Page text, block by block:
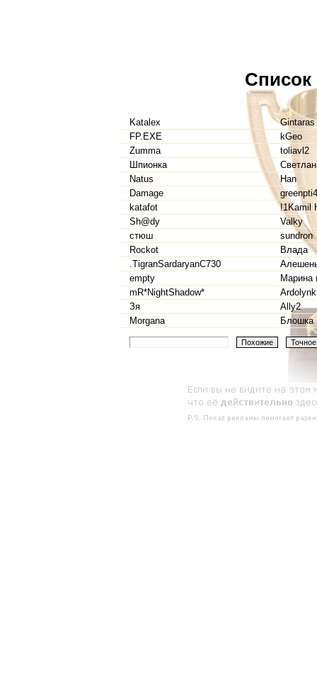
Список
Katalex
FP.EXE
kGeo
Zumma
toliavl2
Шпионка
Natus
Han
Damage
katafot
!1Kamil
Sh@dy
Valky
стюш
sundron
Rockot
Влада
.TigranSardaryanC730
empty
Марина
mR*NightShadow*
Ardolynk
Зя
Ally2
Morgana
Блошка